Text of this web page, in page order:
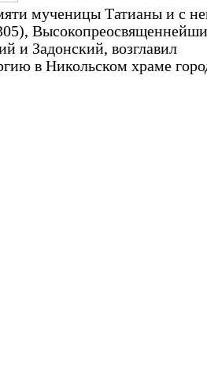
мученицы Татианы и с
и Задонский, возглавил
в Никольском храме